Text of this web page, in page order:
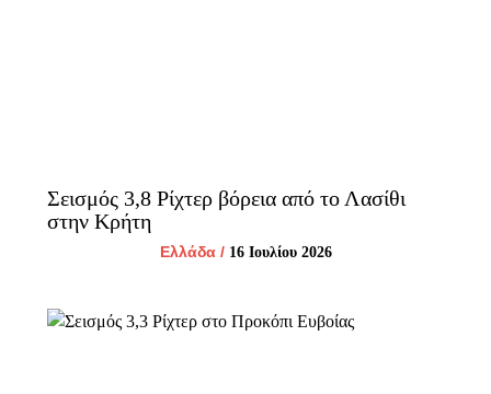
Σεισμός 3,8 Ρίχτερ βόρεια από το Λασίθι
στην Κρήτη
Ελλάδα/ 16 Ιουλίου 2026